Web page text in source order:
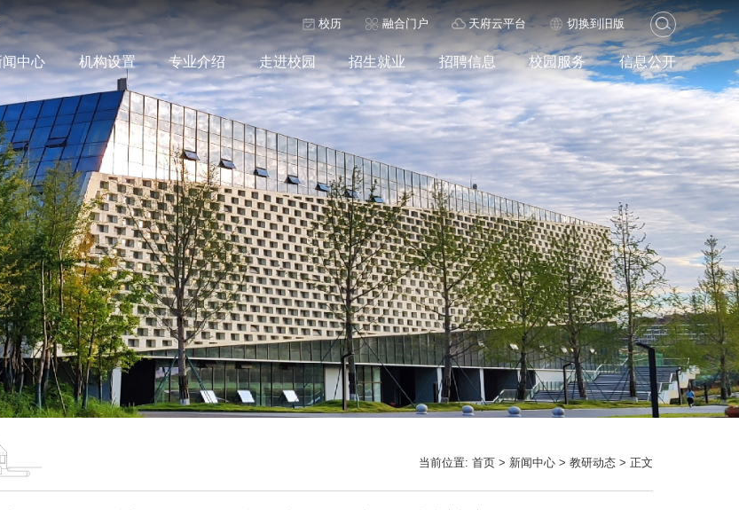
校历 融合门户 天府云平台 切换到旧版
闻中心 机构设置 专业介绍 走进校园 招生就业 招聘信息 校园服务 信息公开
当前位置: 首页> 新闻中心> 教研动态> 正文